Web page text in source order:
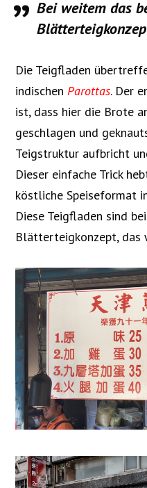
Bei weitem das
Die Teigfladen
indischenParottas. Der
ist, dass hier die Brote
geschlagen und
Teigstruktur aufbricht
Dieser einfache Trick
köstliche Speiseformat
Diese Teigfladen sind
Blätterteigkonzept, das